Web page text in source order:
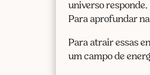
universo
Para aprofundar
Para atrair essas
um campo de